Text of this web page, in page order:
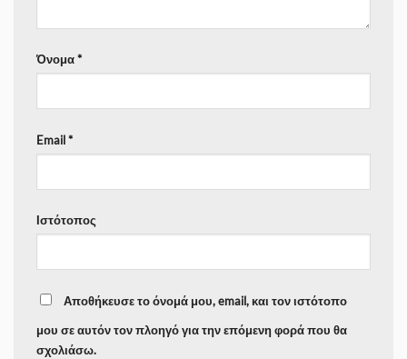
Όνομα*
Email*
Ιστότοπος
Αποθήκευσε το όνομά μου, email, και τον ιστότοπο
μου σε αυτόν τον πλοηγό για την επόμενη φορά που θα
σχολιάσω.